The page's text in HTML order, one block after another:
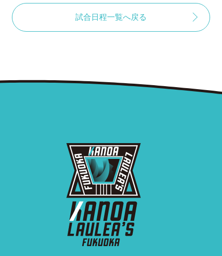
試合日程一覧へ戻る